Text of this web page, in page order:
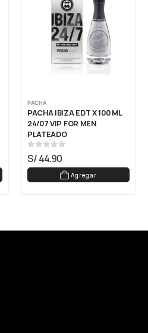
PACHA
PACHA IBIZA EDT X 100 ML
24/07 VIP FOR MEN
PLATEADO
0 out of 5
S/44.90
Agregar